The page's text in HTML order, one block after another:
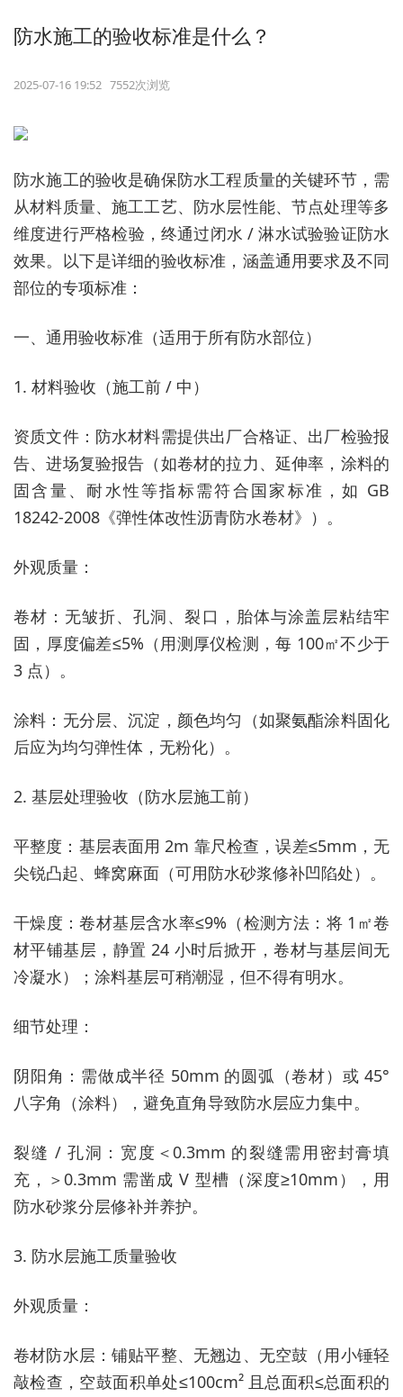
防水施工的验收标准是什么？
2025-07-16 19:52 7552次浏览
防水施工的验收是确保防水工程质量的关键环节，需
从材料质量、施工工艺、防水层性能、节点处理等多
维度进行严格检验，终通过闭水 / 淋水试验验证防水
效果。以下是详细的验收标准，涵盖通用要求及不同
部位的专项标准：
一、通用验收标准（适用于所有防水部位）
1. 材料验收（施工前 / 中）
资质文件：防水材料需提供出厂合格证、出厂检验报
告、进场复验报告（如卷材的拉力、延伸率，涂料的
固含量、耐水性等指标需符合国家标准，如 GB
18242-2008《弹性体改性沥青防水卷材》）。
外观质量：
卷材：无皱折、孔洞、裂口，胎体与涂盖层粘结牢
固，厚度偏差≤5%（用测厚仪检测，每 100㎡不少于
3 点）。
涂料：无分层、沉淀，颜色均匀（如聚氨酯涂料固化
后应为均匀弹性体，无粉化）。
2. 基层处理验收（防水层施工前）
平整度：基层表面用 2m 靠尺检查，误差≤5mm，无
尖锐凸起、蜂窝麻面（可用防水砂浆修补凹陷处）。
干燥度：卷材基层含水率≤9%（检测方法：将 1㎡卷
材平铺基层，静置 24 小时后掀开，卷材与基层间无
冷凝水）；涂料基层可稍潮湿，但不得有明水。
细节处理：
阴阳角：需做成半径 50mm 的圆弧（卷材）或 45°
八字角（涂料），避免直角导致防水层应力集中。
裂缝 / 孔洞：宽度＜0.3mm 的裂缝需用密封膏填
充，＞0.3mm 需凿成 V 型槽（深度≥10mm），用
防水砂浆分层修补并养护。
3. 防水层施工质量验收
外观质量：
卷材防水层：铺贴平整、无翘边、无空鼓（用小锤轻
敲检查，空鼓面积单处≤100cm² 且总面积≤总面积的